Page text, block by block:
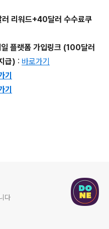
리워드+40달러 수수료쿠
플랫폼 가입링크 (100달러
급) : 바로가기
기
기
다